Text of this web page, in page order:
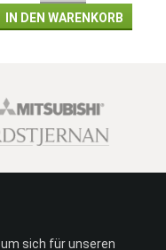
IN DEN WARENKORB
um sich für unseren